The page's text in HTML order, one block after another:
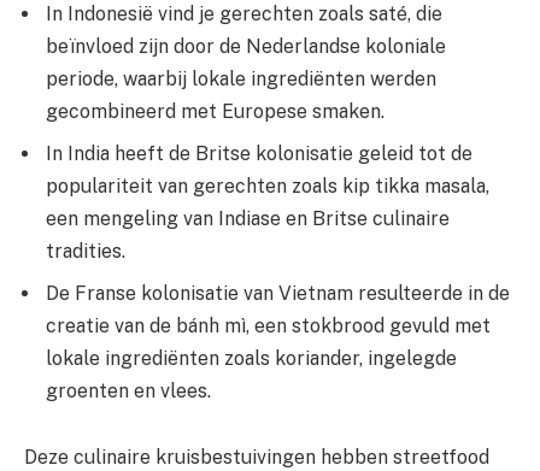
In Indonesië vind je gerechten zoals saté, die
beïnvloed zijn door de Nederlandse koloniale
periode, waarbij lokale ingrediënten werden
gecombineerd met Europese smaken.
In India heeft de Britse kolonisatie geleid tot de
populariteit van gerechten zoals kip tikka masala,
een mengeling van Indiase en Britse culinaire
tradities.
De Franse kolonisatie van Vietnam resulteerde in de
creatie van de bánh mì, een stokbrood gevuld met
lokale ingrediënten zoals koriander, ingelegde
groenten en vlees.
Deze culinaire kruisbestuivingen hebben streetfood